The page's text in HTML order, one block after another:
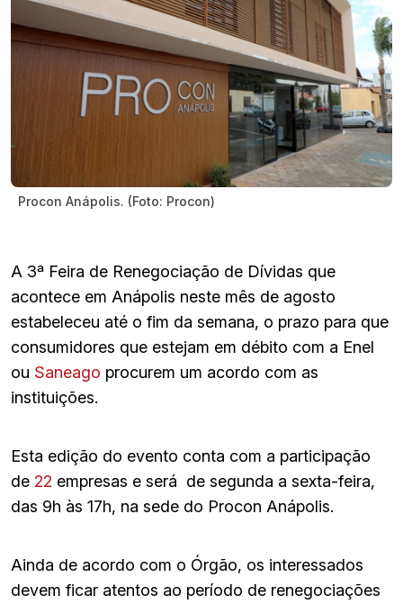
Procon Anápolis. (Foto: Procon)
A 3ª Feira de Renegociação de Dívidas que
acontece em Anápolis neste mês de agosto
estabeleceu até o fim da semana, o prazo para que
consumidores que estejam em débito com a Enel
ou Saneago procurem um acordo com as
instituições.
Esta edição do evento conta com a participação
de 22 empresas e será de segunda a sexta-feira,
das 9h às 17h, na sede do Procon Anápolis.
Ainda de acordo com o Órgão, os interessados
devem ficar atentos ao período de renegociações